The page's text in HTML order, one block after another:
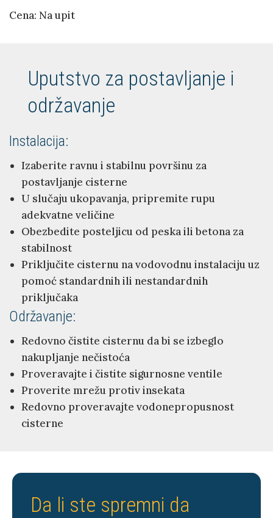
Cena: Na upit
Uputstvo za postavljanje i
održavanje
Instalacija:
Izaberite ravnu i stabilnu površinu za
postavljanje cisterne
U slučaju ukopavanja, pripremite rupu
adekvatne veličine
Obezbedite posteljicu od peska ili betona za
stabilnost
Priključite cisternu na vodovodnu instalaciju uz
pomoć standardnih ili nestandardnih
priključaka
Održavanje:
Redovno čistite cisternu da bi se izbeglo
nakupljanje nečistoća
Proveravajte i čistite sigurnosne ventile
Proverite mrežu protiv insekata
Redovno proveravajte vodonepropusnost
cisterne
Da li ste spremni da